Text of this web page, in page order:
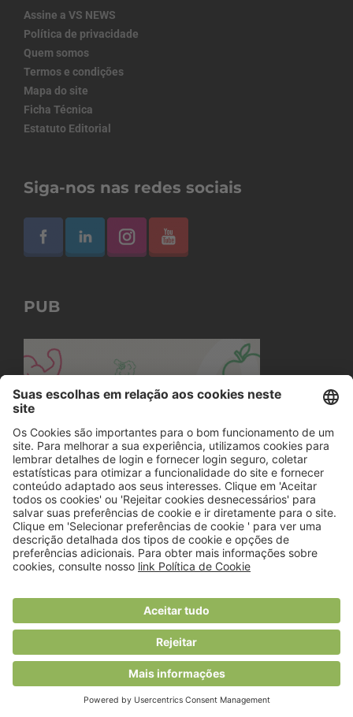
Assine a VS NEWS
Política de privacidade
Quem somos
Termos e condições
Mapa do site
Ficha Técnica
Estatuto Editorial
Siga-nos nas redes sociais
PUB
© 2018 Viver Saudável
O portal dos profissionais de nutrição
Created byRHP Consulting